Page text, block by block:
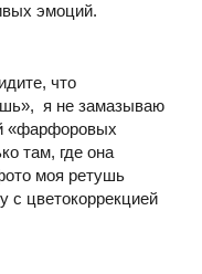
эмоций.
что
я не замазываю
«фарфоровых
там, где она
моя ретушь
с цветокоррекцией